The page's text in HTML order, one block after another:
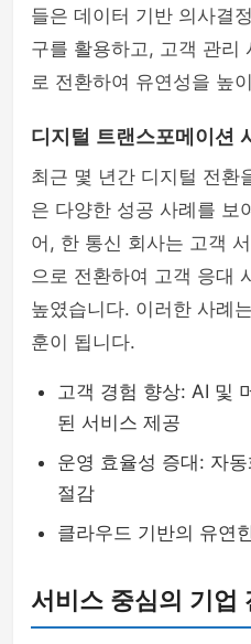
들은 데이터 기반 의사결
구를 활용하고, 고객 관리
로 전환하여 유연성을 높
디지털 트랜스포메이션
최근 몇 년간 디지털 전환
은 다양한 성공 사례를 보
어, 한 통신 회사는 고객
으로 전환하여 고객 응대
높였습니다. 이러한 사례
훈이 됩니다.
고객 경험 향상: AI 및
된 서비스 제공
운영 효율성 증대: 자
절감
클라우드 기반의 유연
서비스 중심의 기업